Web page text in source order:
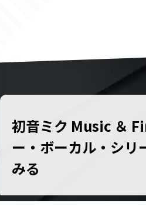
初音ミク Music ＆
ー・ボーカル・シリ
みる